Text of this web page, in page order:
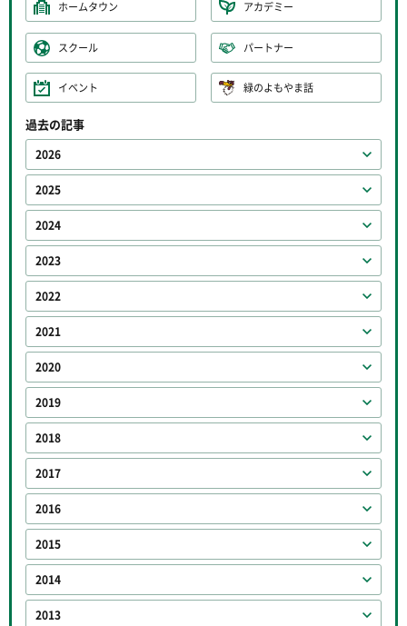
ホームタウン アカデミー
スクール パートナー
イベント 緑のよもやま話
過去の記事
2026
2025
2024
2023
2022
2021
2020
2019
2018
2017
2016
2015
2014
2013